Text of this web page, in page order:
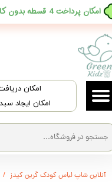
​امکان
امکان ایجاد
حساب کاربری من
تغییر گذر واژه
سفارشات
خروج از حساب کاربری
​امکان پرداخت 4 قسطه بدون کارمزد، در ترب پی فعال شد
آنلاین شاپ لباس کودک گرین کیدز